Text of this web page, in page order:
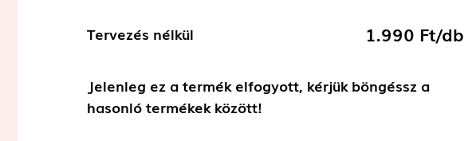
Tervezés nélkül 1.990 Ft/db
Jelenleg ez a termék elfogyott, kérjük böngéssz a
hasonló termékek között!